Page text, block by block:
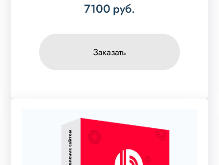
7100 руб.
Заказать